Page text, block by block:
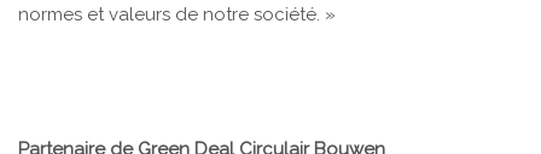
normes et valeurs de notre société. »
Partenaire de Green Deal Circulair Bouwen